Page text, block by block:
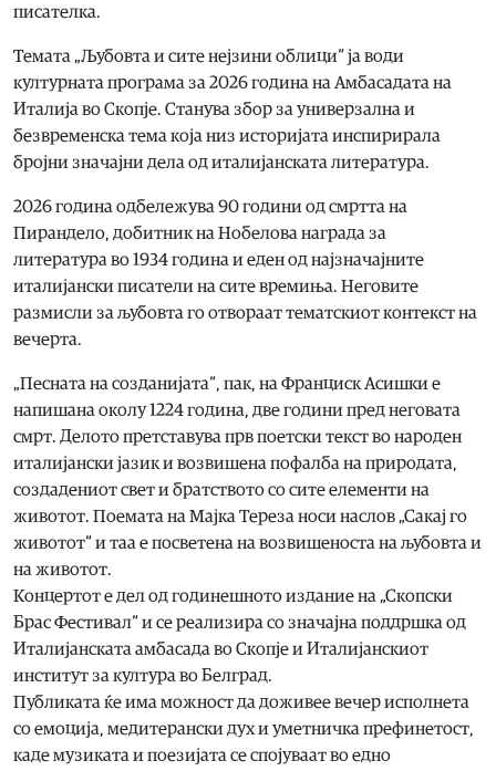
писателка.
Темата „Љубовта и сите нејзини облици“ ја води
културната програма за 2026 година на Амбасадата на
Италија во Скопје. Станува збор за универзална и
безвременска тема која низ историјата инспирирала
бројни значајни дела од италијанската литература.
2026 година одбележува 90 години од смртта на
Пирандело, добитник на Нобелова награда за
литература во 1934 година и еден од најзначајните
италијански писатели на сите времиња. Неговите
размисли за љубовта го отвораат тематскиот контекст на
вечерта.
„Песната на созданијата“, пак, на Франциск Асишки е
напишана околу 1224 година, две години пред неговата
смрт. Делото претставува прв поетски текст во народен
италијански јазик и возвишена пофалба на природата,
создадениот свет и братството со сите елементи на
животот. Поемата на Мајка Тереза носи наслов „Сакај го
животот“ и таа е посветена на возвишеноста на љубовта и
на животот.
Концертот е дел од годинешното издание на „Скопски
Брас Фестивал“ и се реализира со значајна поддршка од
Италијанската амбасада во Скопје и Италијанскиот
институт за култура во Белград.
Публиката ќе има можност да доживее вечер исполнета
со емоција, медитерански дух и уметничка префинетост,
каде музиката и поезијата се спојуваат во едно